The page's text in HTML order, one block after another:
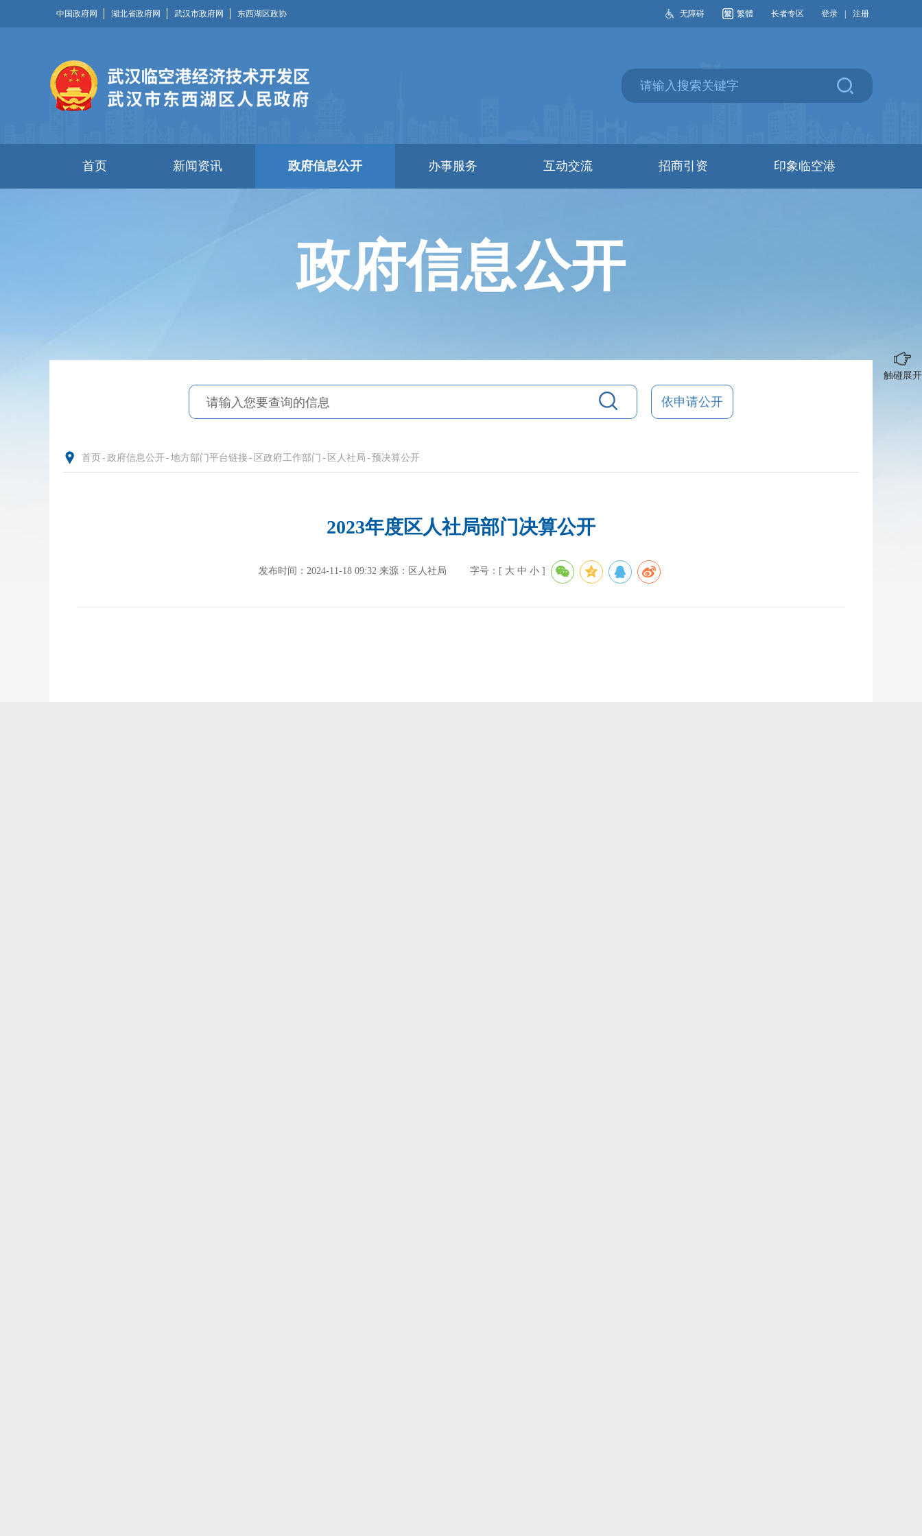
中国政府网 湖北省政府网 武汉市政府网 东西湖区政协 无障碍 繁體 长者专区 登录 注册
首页 新闻资讯 政府信息公开 办事服务 互动交流 招商引资 印象临空港
政府信息公开
依申请公开
首页 - 政府信息公开- 地方部门平台链接- 区政府工作部门 - 区人社局 - 预决算公开
2023年度区人社局部门决算公开
发布时间：2024-11-18 09:32 来源：区人社局 字号：[ 大 中 小 ]
触碰展开